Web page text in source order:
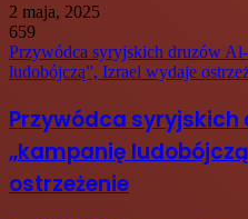
2 maja, 2025
659
Przywódca syryjskich druzów
ludobójczą”, Izrael wydaje
Przywódca
„kampanię
ostrzeżenie